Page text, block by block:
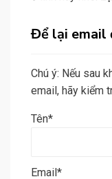
Để lại email
Chú ý: Nếu sau
email, hãy kiểm
Tên*
Email*